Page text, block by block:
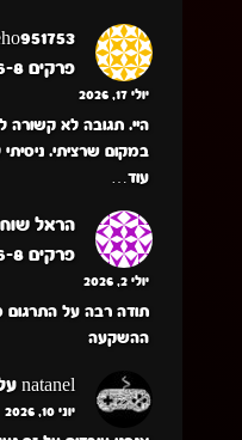
פרקים 6-8
יולי 17, 2026
היי. תגובה לא קשורה
במקום שרציתי.
עוד…
הראל
פרקים 6-8
יולי 2, 2026
תודה רבה על התרגום
ההשקעה
natanel
יוני 10, 2026